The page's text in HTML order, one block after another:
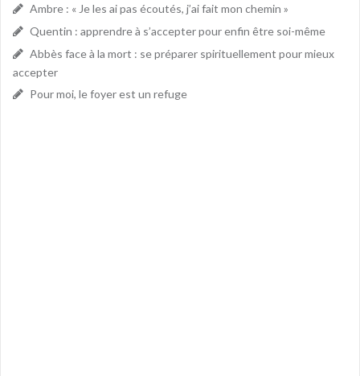
Ambre : « Je les ai pas écoutés, j’ai fait mon chemin »
Quentin : apprendre à s’accepter pour enfin être soi-même
Abbès face à la mort : se préparer spirituellement pour mieux
accepter
Pour moi, le foyer est un refuge